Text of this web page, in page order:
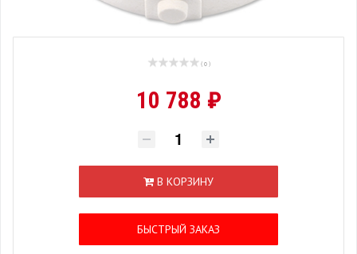
( 0 )
10 788 ₽
В КОРЗИНУ
БЫСТРЫЙ ЗАКАЗ